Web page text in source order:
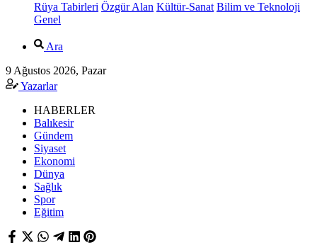
Rüya Tabirleri Özgür Alan Kültür-Sanat Bilim ve Teknoloji
Genel
Ara
9 Ağustos 2026, Pazar
Yazarlar
HABERLER
Balıkesir
Gündem
Siyaset
Ekonomi
Dünya
Sağlık
Spor
Eğitim